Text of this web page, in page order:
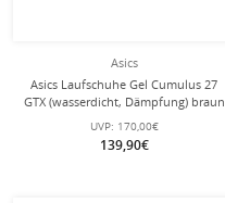
Asics
Asics Laufschuhe Gel Cumulus 27
GTX (wasserdicht, Dämpfung) braun
Herren
UVP: 170,00€
139,90€